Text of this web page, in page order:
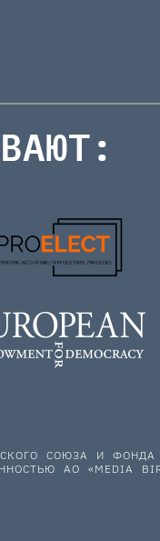
СОЮЗА И
АО «MEDIA